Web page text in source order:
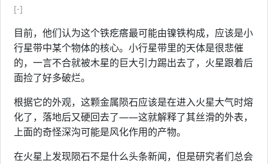
[-]
目前，他们认为这个铁疙瘩最可能由镍铁构成，应该是小
行星带中某个物体的核心。小行星带里的天体是很悲催
的，一言不合就被木星的巨大引力踢出去了，火星跟着后
面捡了好多破烂。
根据它的外观，这颗金属陨石应该是在进入火星大气时熔
化了，落地后又硬回去了——这就解释了其丝滑的外表，
上面的奇怪深沟可能是风化作用的产物。
在火星上发现陨石不是什么头条新闻，但是研究者们总会